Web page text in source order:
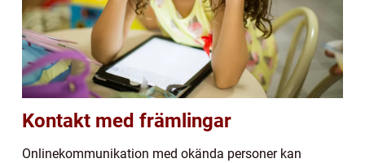
Kontakt med främlingar
Onlinekommunikation med okända personer kan